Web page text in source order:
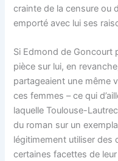
crainte de la censure ou
emporté avec lui ses
Si Edmond de Goncourt
pièce sur lui, en
partageaient une même
ces femmes – ce qui
laquelle Toulouse-
du roman sur un
légitimement utiliser des
certaines facettes de